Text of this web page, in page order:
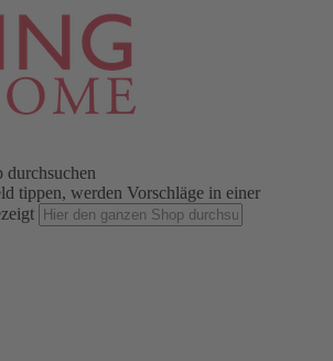
durchsuchen
tippen, werden Vorschläge in einer